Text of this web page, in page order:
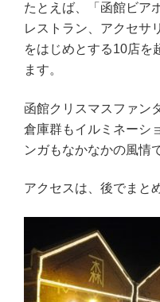
たとえば、「函館ビア
レストラン、アクセサ
をはじめとする10店を
ます。
函館クリスマスファン
倉庫群もイルミネーシ
ンガもなかなかの風情
アクセスは、後でまと